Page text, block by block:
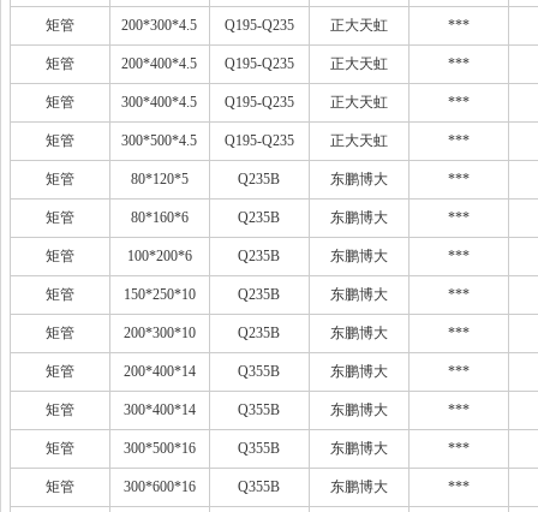
矩管 200*300*4.5 Q195-Q235 正大天虹 ***
矩管 200*400*4.5 Q195-Q235 正大天虹 ***
矩管 300*400*4.5 Q195-Q235 正大天虹 ***
矩管 300*500*4.5 Q195-Q235 正大天虹 ***
矩管 80*120*5 Q235B 东鹏博大 ***
矩管 80*160*6 Q235B 东鹏博大 ***
矩管 100*200*6 Q235B 东鹏博大 ***
矩管 150*250*10 Q235B 东鹏博大 ***
矩管 200*300*10 Q235B 东鹏博大 ***
矩管 200*400*14 Q355B 东鹏博大 ***
矩管 300*400*14 Q355B 东鹏博大 ***
矩管 300*500*16 Q355B 东鹏博大 ***
矩管 300*600*16 Q355B 东鹏博大 ***